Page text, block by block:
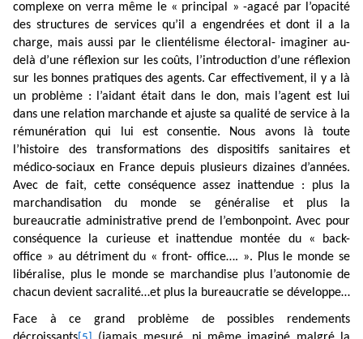
complexe on verra même le « principal » -agacé par l’opacité
des structures de services qu’il a engendrées et dont il a la
charge, mais aussi par le clientélisme électoral- imaginer au-
delà d’une réflexion sur les coûts, l’introduction d’une réflexion
sur les bonnes pratiques des agents. Car effectivement, il y a là
un problème : l’aidant était dans le don, mais l’agent est lui
dans une relation marchande et ajuste sa qualité de service à la
rémunération qui lui est consentie. Nous avons là toute
l’histoire des transformations des dispositifs sanitaires et
médico-sociaux en France depuis plusieurs dizaines d’années.
Avec de fait, cette conséquence assez inattendue : plus la
marchandisation du monde se généralise et plus la
bureaucratie administrative prend de l’embonpoint. Avec pour
conséquence la curieuse et inattendue montée du « back-
office » au détriment du « front- office…. ». Plus le monde se
libéralise, plus le monde se marchandise plus l’autonomie de
chacun devient sacralité…et plus la bureaucratie se développe…
Face à ce grand problème de possibles rendements